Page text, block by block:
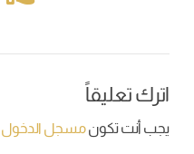
اترك تعليقاً
يجب أنت تكونمسجل الدخول